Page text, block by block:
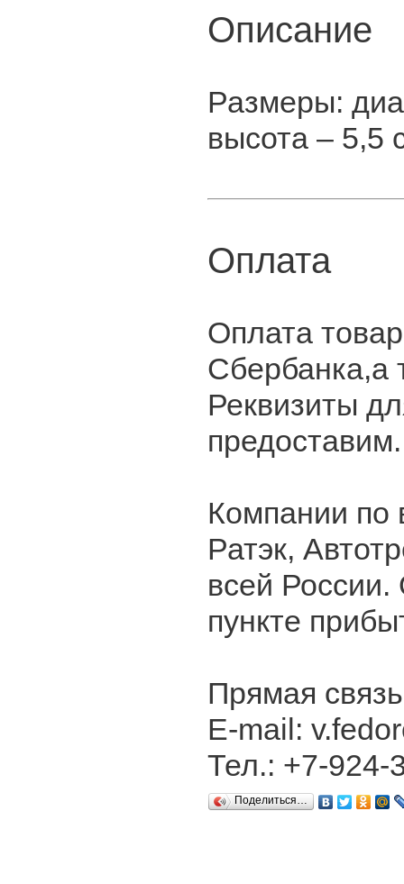
Описание
Размеры:
высота – 5,5
Оплата
Оплата
Сбербанка,а
Реквизиты
предоставим.
Компании
Ратэк,
всей России.
пункте
Прямая
E-mail:
Тел.: +7-924-
Поделиться…